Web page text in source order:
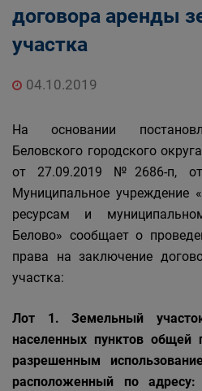
договора аренды
участка
04.10.2019
На основании
Беловского городского
от 27.09.2019 №2686-п,
Муниципальное учреждение
ресурсам и
Белово» сообщает о
права на заключение
участка:
Лот 1. Земельный
населенных пунктов
разрешенным
расположенный по адресу: